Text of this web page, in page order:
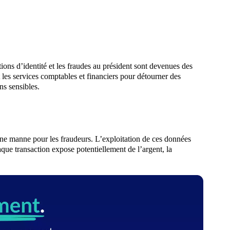
d’identité et les fraudes au président sont devenues des
services comptables et financiers pour détourner des
sensibles.
manne pour les fraudeurs. L’exploitation de ces données
transaction expose potentiellement de l’argent, la